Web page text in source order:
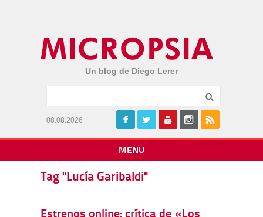
Un blog de Diego Lerer
08.08.2026
MENU
Tag "Lucía Garibaldi"
Estrenos online: crítica de «Los